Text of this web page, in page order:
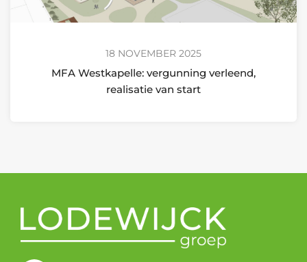
18 NOVEMBER 2025
MFA Westkapelle: vergunning verleend,
realisatie van start